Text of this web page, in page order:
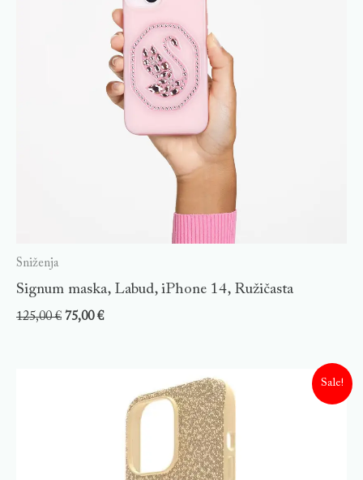
Sniženja
Signum maska, Labud, iPhone 14, Ružičasta
125,00€ 75,00€
Sale!